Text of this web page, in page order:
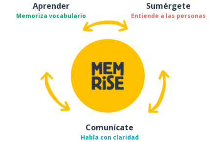
Aprender
Memoriza vocabulario
Sumérgete
Entiende a las personas
Comunícate
Habla con claridad